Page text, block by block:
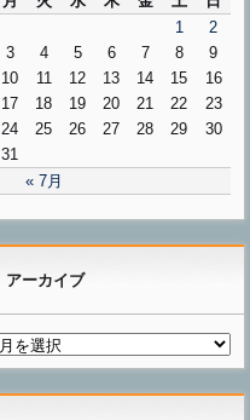
« 7月
1
2
3
4 5 6 7 8
9
10
11 12 13 14 15
16
17
18 19 20 21 22
23
24
25 26 27 28 29
30
31
アーカイブ